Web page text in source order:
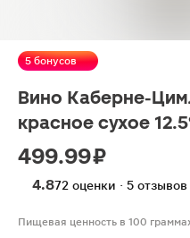
5 бонусов
Вино Каберне-
красное сухое
499.99 ₽
4.872 оценки · 5 отзывов
Пищевая ценность в 100